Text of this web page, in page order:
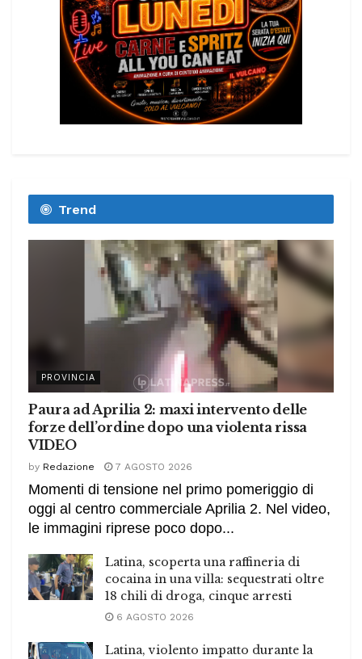
Trend
PROVINCIA
Paura ad Aprilia 2: maxi intervento delle
forze dell’ordine dopo una violenta rissa
VIDEO
by Redazione 7 AGOSTO 2026
Momenti di tensione nel primo pomeriggio di
oggi al centro commerciale Aprilia 2. Nel video,
le immagini riprese poco dopo...
Latina, scoperta una raffineria di
cocaina in una villa: sequestrati oltre
18 chili di droga, cinque arresti
6 AGOSTO 2026
Latina, violento impatto durante la